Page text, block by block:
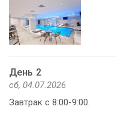
День 2
сб, 04.07.2026
Завтрак с 8:00-9:00.